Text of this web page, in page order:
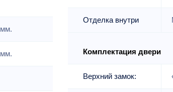
Отделка внутри
Комплектация двери
Верхний замок: